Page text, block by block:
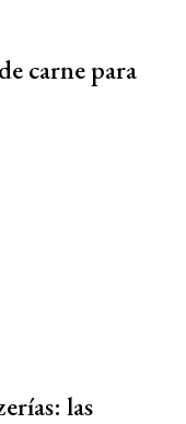
carne para
las